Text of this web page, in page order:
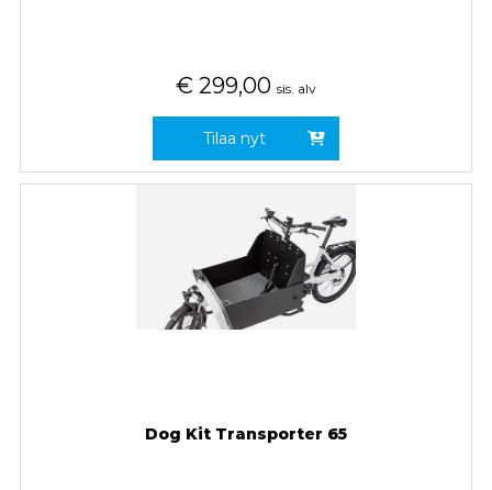
€ 299,00 sis. alv
Tilaa nyt
Dog Kit Transporter 65